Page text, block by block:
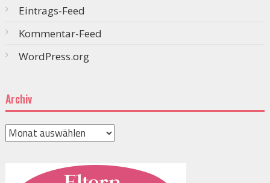
Eintrags-Feed
Kommentar-Feed
WordPress.org
Archiv
Archiv